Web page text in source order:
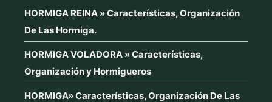
HORMIGA REINA » Características, Organización
De Las Hormiga.
HORMIGA VOLADORA » Características,
Organización y Hormigueros
HORMIGA» Características, Organización De Las